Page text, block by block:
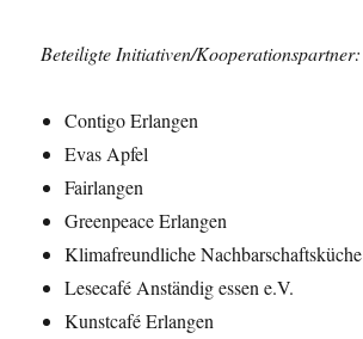
Beteiligte Initiativen/Kooperationspartner:
Contigo Erlangen
Evas Apfel
Fairlangen
Greenpeace Erlangen
Klimafreundliche Nachbarschaftsküche
Lesecafé Anständig essen e.V.
Kunstcafé Erlangen